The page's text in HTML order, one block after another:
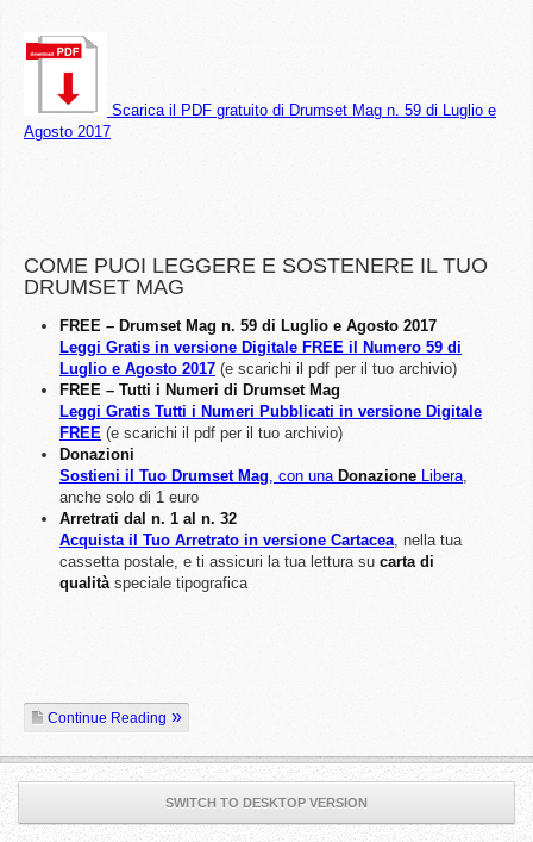
Scarica il PDF gratuito di Drumset Mag n. 59 di Luglio e
Agosto 2017
COME PUOI LEGGERE E SOSTENERE IL TUO
DRUMSET MAG
FREE – Drumset Mag n. 59 di Luglio e Agosto 2017
Leggi Gratis in versione Digitale FREE il Numero 59 di
Luglio e Agosto 2017 (e scarichi il pdf per il tuo archivio)
FREE – Tutti i Numeri di Drumset Mag
Leggi Gratis Tutti i Numeri Pubblicati in versione Digitale
FREE (e scarichi il pdf per il tuo archivio)
Donazioni
Sostieni il Tuo Drumset Mag, con una Donazione Libera,
anche solo di 1 euro
Arretrati dal n. 1 al n. 32
Acquista il Tuo Arretrato in versione Cartacea, nella tua
cassetta postale, e ti assicuri la tua lettura su carta di
qualitàspeciale tipografica
Continue Reading
SWITCH TO DESKTOP VERSION